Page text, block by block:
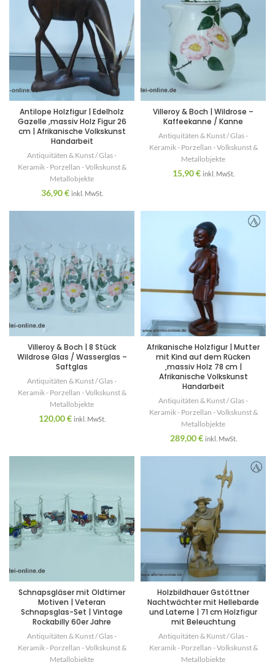
Antilope Holzfigur | Edelholz
Gazelle ,massiv Holz Figur 26
cm | Afrikanische Volkskunst
Handarbeit
Antiquitäten & Kunst / Glas -
Keramik - Porzellan - Volkskunst &
Metallobjekte
36,90€ inkl. MwSt.
Villeroy & Boch | Wildrose –
Kaffeekanne / Kanne
Antiquitäten & Kunst / Glas -
Keramik - Porzellan - Volkskunst &
Metallobjekte
15,90€ inkl. MwSt.
Villeroy & Boch | 8 Stück
Wildrose Glas / Wasserglas –
Saftglas
Antiquitäten & Kunst / Glas -
Keramik - Porzellan - Volkskunst &
Metallobjekte
120,00€ inkl. MwSt.
Afrikanische Holzfigur | Mutter
mit Kind auf dem Rücken
,massiv Holz 78 cm |
Afrikanische Volkskunst
Handarbeit
Antiquitäten & Kunst / Glas -
Keramik - Porzellan - Volkskunst &
Metallobjekte
289,00€ inkl. MwSt.
Schnapsgläser mit Oldtimer
Motiven | Veteran
Schnapsglas-Set | Vintage
Rockabilly 60er Jahre
Antiquitäten & Kunst / Glas -
Keramik - Porzellan - Volkskunst &
Metallobjekte
Holzbildhauer Gstöttner
Nachtwächter mit Hellebarde
und Laterne | 71 cm Holzfigur
mit Beleuchtung
Antiquitäten & Kunst / Glas -
Keramik - Porzellan - Volkskunst &
Metallobjekte